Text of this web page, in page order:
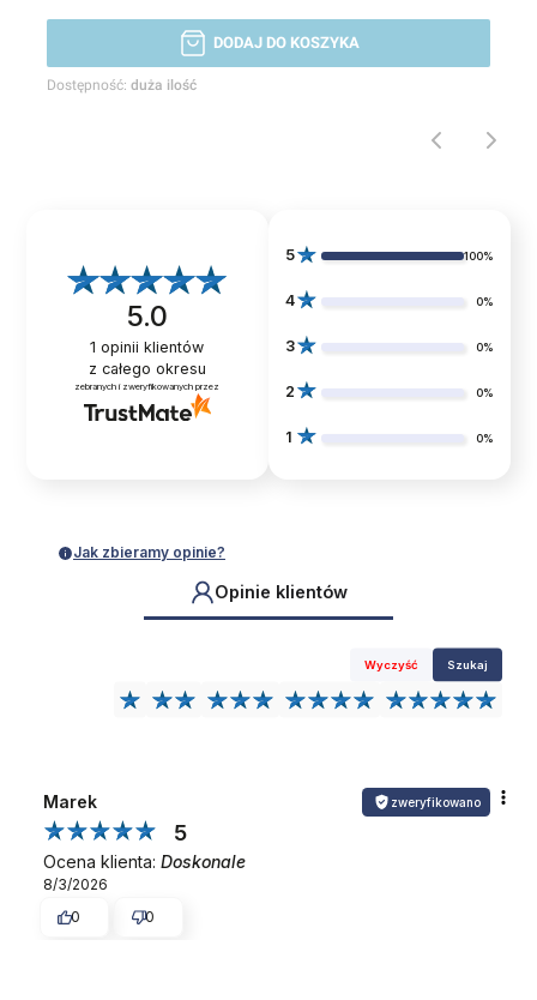
DODAJ DO KOSZYKA
Dostępność: duża ilość
5.0
1 opinii klientów
z całego okresu
zebranych i zweryfikowanych przez
5 100%
4 0%
3 0%
2 0%
1 0%
Jak zbieramy opinie?
Opinie klientów
Wyczyść Szukaj
Marek zweryfikowano
5
Ocena klienta: Doskonale
8/3/2026
0
0